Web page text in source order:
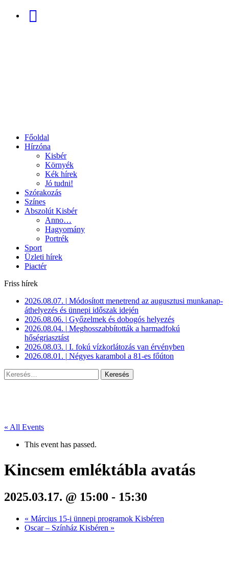
Főoldal
Hírzóna
Kisbér
Környék
Kék hírek
Jó tudni!
Szórakozás
Színes
Abszolút Kisbér
Anno…
Hagyomány
Portrék
Sport
Üzleti hírek
Piactér
Friss hírek
2026.08.07. | Módosított menetrend az augusztusi munkanap-
áthelyezés és ünnepi időszak idején
2026.08.06. | Győzelmek és dobogós helyezés
2026.08.04. | Meghosszabbították a harmadfokú
hőségriasztást
2026.08.03. | I. fokú vízkorlátozás van érvényben
2026.08.01. | Négyes karambol a 81-es főúton
Keresés:
« All Events
This event has passed.
Kincsem emléktábla avatás
2025.03.17. @ 15:00 - 15:30
« Március 15-i ünnepi programok Kisbéren
Oscar – Színház Kisbéren »